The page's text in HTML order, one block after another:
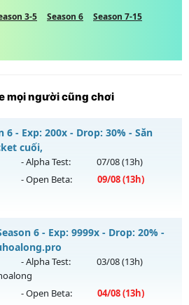
3-5 Season 6
Season 7-15
mọi người cũng chơi
6 - Exp: 200x - Drop: 30% - Săn
cuối,
- Alpha Test: 07/08(13h)
- Open Beta: 09/08(13h)
nhận Xu & Đồ Socket cuối,
- Mở máy chủ
6 - Exp: 9999x - Drop: 20% -
- Alpha Test: 03/08(13h)
- Open Beta: 04/08(13h)